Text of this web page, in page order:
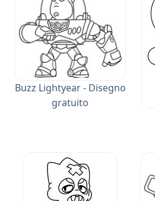
Buzz Lightyear - Disegno
gratuito